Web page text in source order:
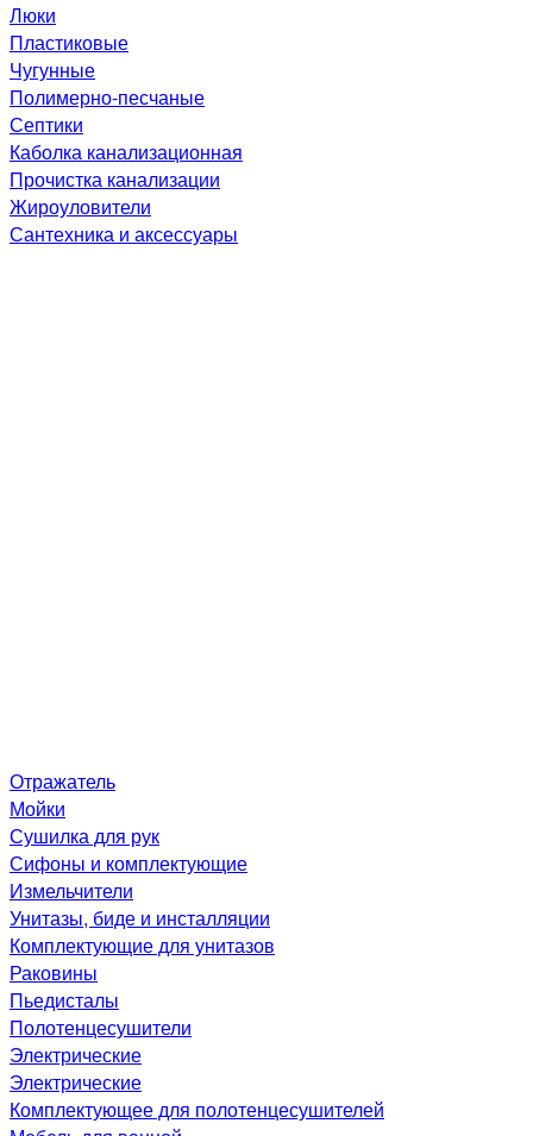
Люки
Пластиковые
Чугунные
Полимерно-песчаные
Септики
Каболка канализационная
Прочистка канализации
Жироуловители
Сантехника и аксессуары
Отражатель
Мойки
Сушилка для рук
Сифоны и комплектующие
Измельчители
Унитазы, биде и инсталляции
Комплектующие для унитазов
Раковины
Пьедисталы
Полотенцесушители
Электрические
Электрические
Комплектующее для полотенцесушителей